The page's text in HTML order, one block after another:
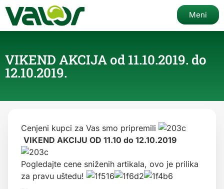
Meni
VIKEND AKCIJA od 11.10.2019. do
12.10.2019.
Cenjeni kupci za Vas smo pripremili
VIKEND AKCIJU OD 11.10 do 12.10.2019
Pogledajte cene sniženih artikala, ovo je prilika
za pravu uštedu!